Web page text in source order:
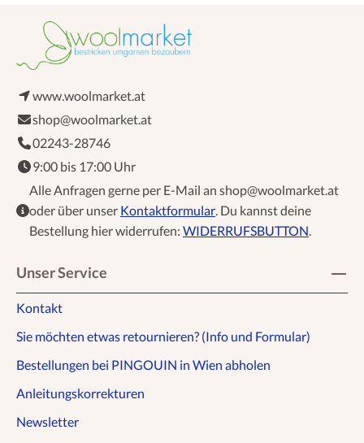
www.woolmarket.at
shop@woolmarket.at
02243-28746
9:00 bis 17:00 Uhr
Alle Anfragen gerne per E-Mail an shop@woolmarket.at
oder über unser Kontaktformular. Du kannst deine
Bestellung hier widerrufen: WIDERRUFSBUTTON.
Unser Service
Kontakt
Sie möchten etwas retournieren? (Info und Formular)
Bestellungen bei PINGOUIN in Wien abholen
Anleitungskorrekturen
Newsletter